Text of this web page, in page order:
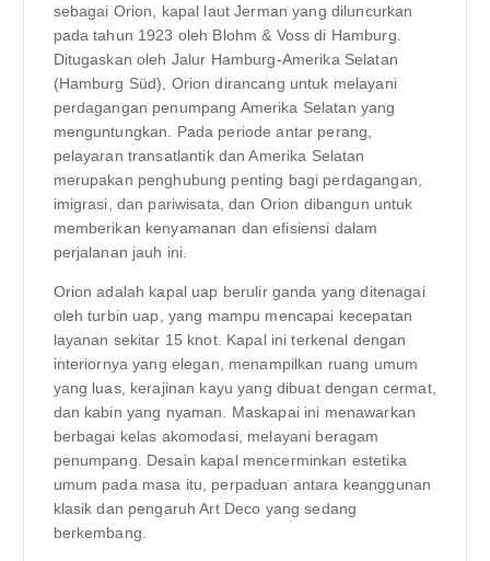
sebagai Orion, kapal laut Jerman yang diluncurkan
pada tahun 1923 oleh Blohm & Voss di Hamburg.
Ditugaskan oleh Jalur Hamburg-Amerika Selatan
(Hamburg Süd), Orion dirancang untuk melayani
perdagangan penumpang Amerika Selatan yang
menguntungkan. Pada periode antar perang,
pelayaran transatlantik dan Amerika Selatan
merupakan penghubung penting bagi perdagangan,
imigrasi, dan pariwisata, dan Orion dibangun untuk
memberikan kenyamanan dan efisiensi dalam
perjalanan jauh ini.
Orion adalah kapal uap berulir ganda yang ditenagai
oleh turbin uap, yang mampu mencapai kecepatan
layanan sekitar 15 knot. Kapal ini terkenal dengan
interiornya yang elegan, menampilkan ruang umum
yang luas, kerajinan kayu yang dibuat dengan cermat,
dan kabin yang nyaman. Maskapai ini menawarkan
berbagai kelas akomodasi, melayani beragam
penumpang. Desain kapal mencerminkan estetika
umum pada masa itu, perpaduan antara keanggunan
klasik dan pengaruh Art Deco yang sedang
berkembang.